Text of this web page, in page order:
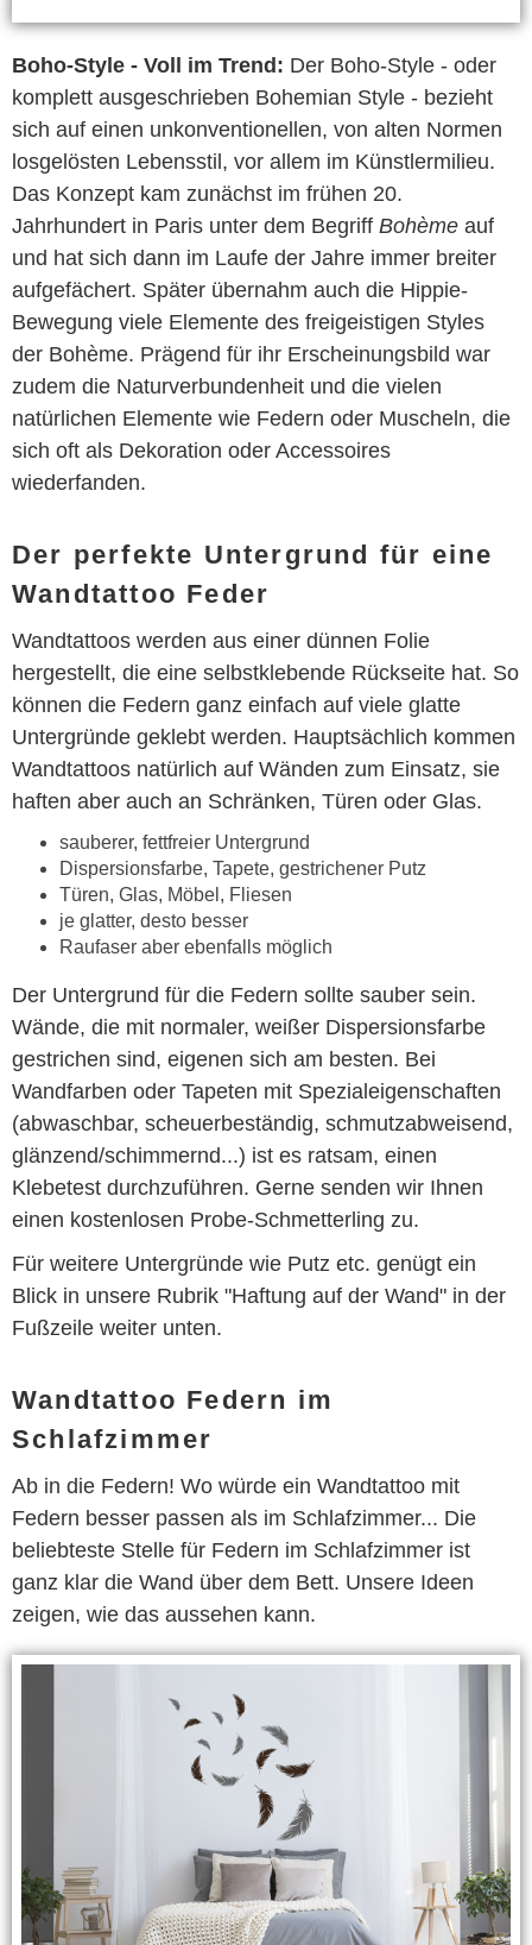
Boho-Style - Voll im Trend: Der Boho-Style - oder
komplett ausgeschrieben Bohemian Style - bezieht
sich auf einen unkonventionellen, von alten Normen
losgelösten Lebensstil, vor allem im Künstlermilieu.
Das Konzept kam zunächst im frühen 20.
Jahrhundert in Paris unter dem Begriff Bohème auf
und hat sich dann im Laufe der Jahre immer breiter
aufgefächert. Später übernahm auch die Hippie-
Bewegung viele Elemente des freigeistigen Styles
der Bohème. Prägend für ihr Erscheinungsbild war
zudem die Naturverbundenheit und die vielen
natürlichen Elemente wie Federn oder Muscheln, die
sich oft als Dekoration oder Accessoires
wiederfanden.
Der perfekte Untergrund für eine
Wandtattoo Feder
Wandtattoos werden aus einer dünnen Folie
hergestellt, die eine selbstklebende Rückseite hat. So
können die Federn ganz einfach auf viele glatte
Untergründe geklebt werden. Hauptsächlich kommen
Wandtattoos natürlich auf Wänden zum Einsatz, sie
haften aber auch an Schränken, Türen oder Glas.
sauberer, fettfreier Untergrund
Dispersionsfarbe, Tapete, gestrichener Putz
Türen, Glas, Möbel, Fliesen
je glatter, desto besser
Raufaser aber ebenfalls möglich
Der Untergrund für die Federn sollte sauber sein.
Wände, die mit normaler, weißer Dispersionsfarbe
gestrichen sind, eigenen sich am besten. Bei
Wandfarben oder Tapeten mit Spezialeigenschaften
(abwaschbar, scheuerbeständig, schmutzabweisend,
glänzend/schimmernd...) ist es ratsam, einen
Klebetest durchzuführen. Gerne senden wir Ihnen
einen kostenlosen Probe-Schmetterling zu.
Für weitere Untergründe wie Putz etc. genügt ein
Blick in unsere Rubrik "Haftung auf der Wand" in der
Fußzeile weiter unten.
Wandtattoo Federn im
Schlafzimmer
Ab in die Federn! Wo würde ein Wandtattoo mit
Federn besser passen als im Schlafzimmer... Die
beliebteste Stelle für Federn im Schlafzimmer ist
ganz klar die Wand über dem Bett. Unsere Ideen
zeigen, wie das aussehen kann.